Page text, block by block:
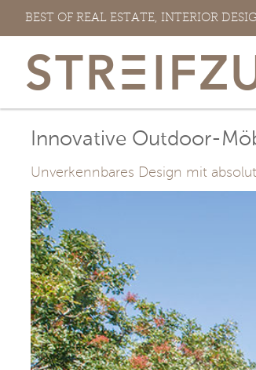
Zum
springen
BEST OF REAL ESTATE, INTERIOR
Innovative Outdoor-
Unverkennbares Design mit
View
Larger
Image